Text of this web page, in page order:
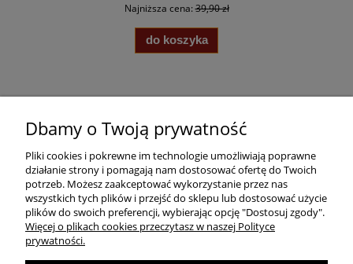
Najniższa cena:39,90 zł
do koszyka
Pomoc
Dostawa
Moje konto
Dbamy o Twoją prywatność
Pliki cookies i pokrewne im technologie umożliwiają poprawne
działanie strony i pomagają nam dostosować ofertę do Twoich
potrzeb. Możesz zaakceptować wykorzystanie przez nas
wszystkich tych plików i przejść do sklepu lub dostosować użycie
plików do swoich preferencji, wybierając opcję "Dostosuj zgody".
Więcej o plikach cookies przeczytasz w naszej Polityce
prywatności.